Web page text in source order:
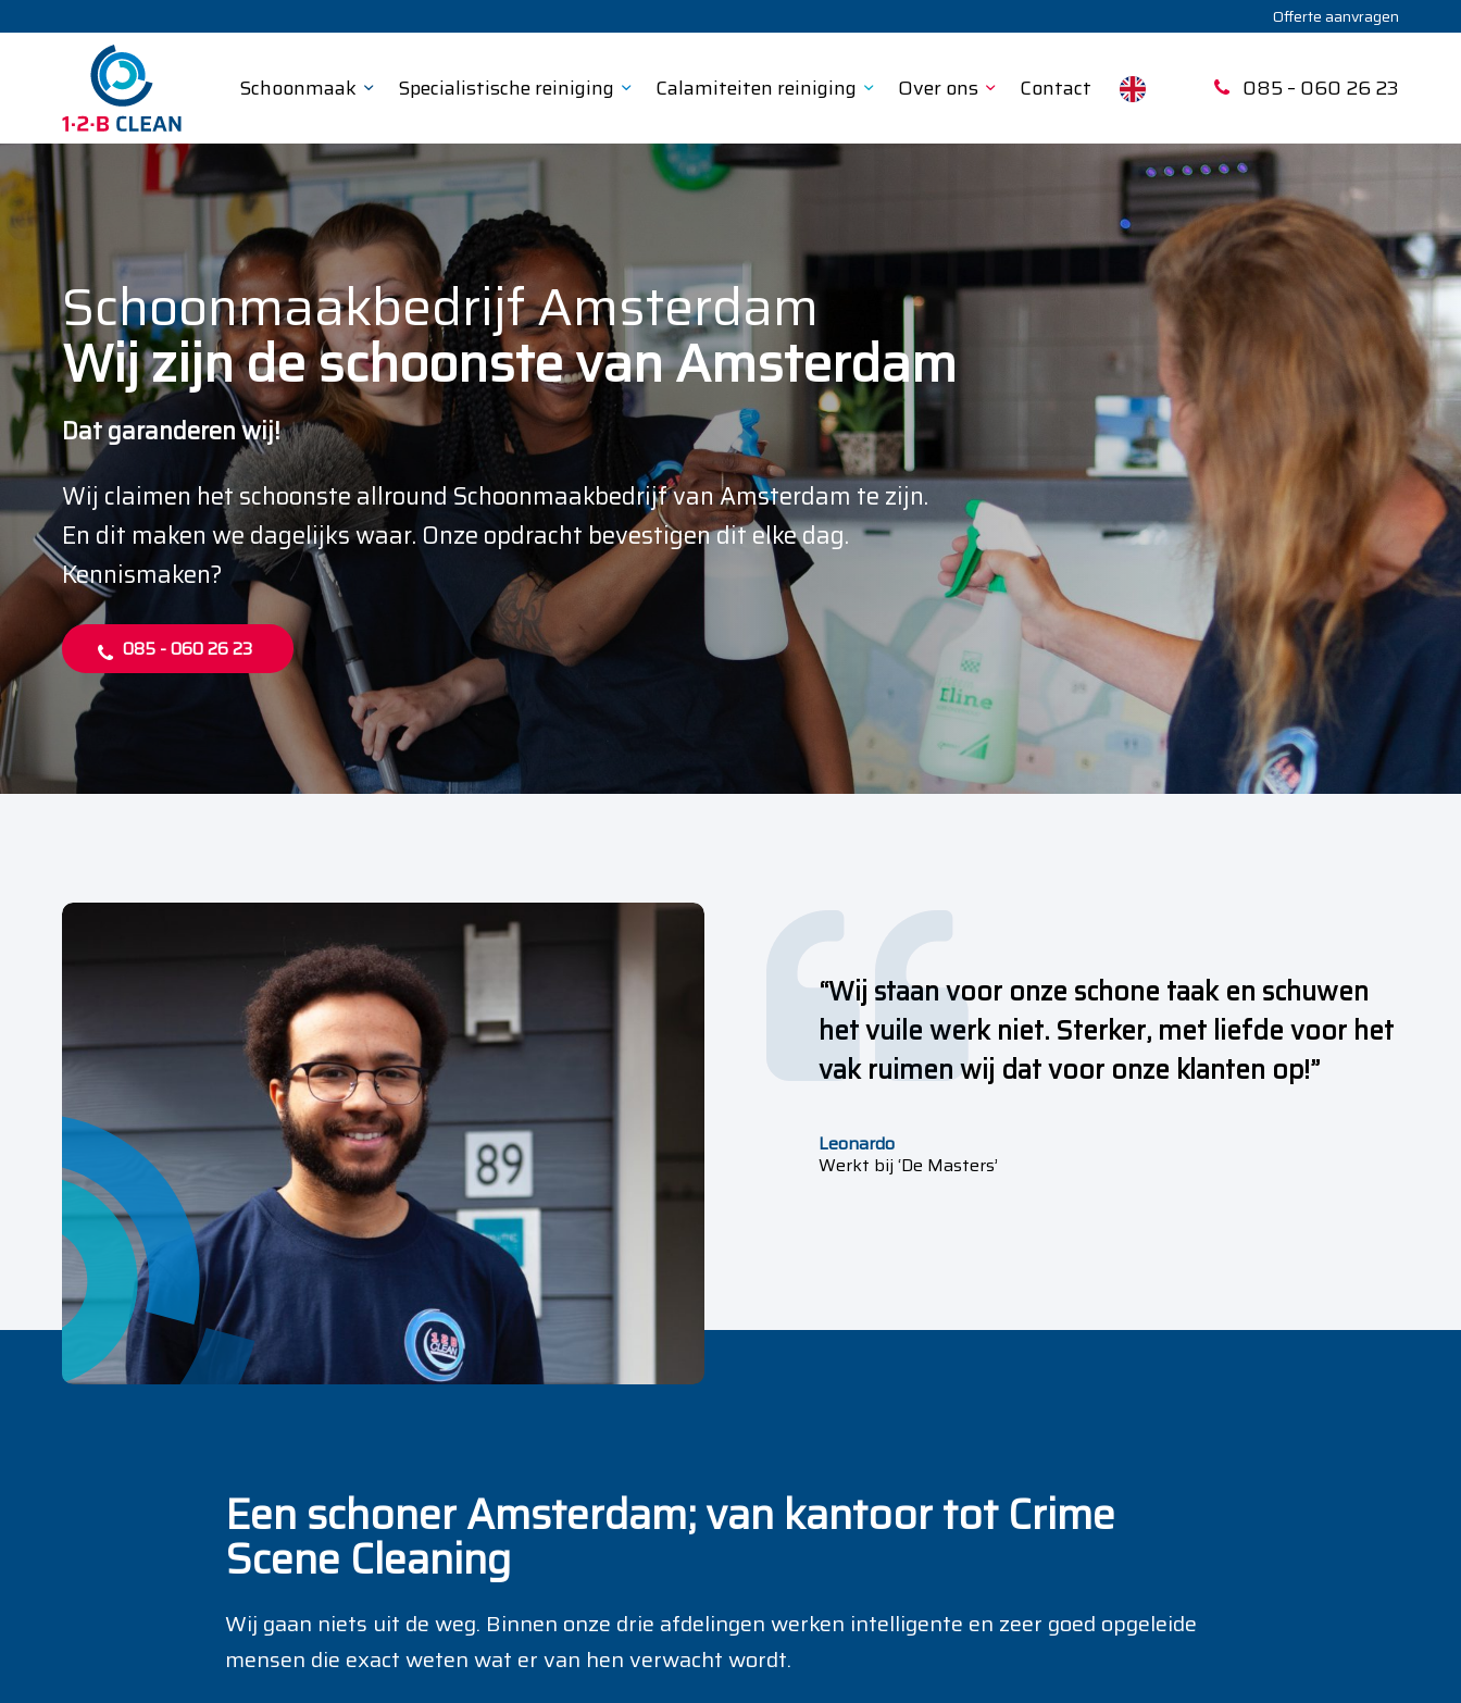
Offerte aanvragen
Schoonmaak Specialistische reiniging Calamiteiten reiniging Over ons Contact 085 – 060 26 23
Schoonmaakbedrijf Amsterdam
Wij zijn de schoonste van Amsterdam
Dat garanderen wij!
Wij claimen het schoonste allround Schoonmaakbedrijf van Amsterdam te zijn.
En dit maken we dagelijks waar. Onze opdracht bevestigen dit elke dag.
Kennismaken?
085 - 060 26 23
“Wij staan voor onze schone taak en schuwen
het vuile werk niet. Sterker, met liefde voor het
vak ruimen wij dat voor onze klanten op!”
Leonardo
Werkt bij ‘De Masters’
Een schoner Amsterdam; van kantoor tot Crime
Scene Cleaning
Wij gaan niets uit de weg. Binnen onze drie afdelingen werken intelligente en zeer goed opgeleide
mensen die exact weten wat er van hen verwacht wordt.